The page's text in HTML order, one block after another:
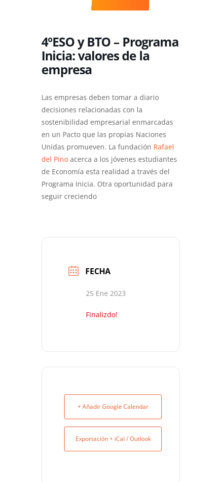
4ºESO y BTO – Programa
Inicia: valores de la
empresa
Las empresas deben tomar a diario
decisiones relacionadas con la
sostenibilidad empresarial enmarcadas
en un Pacto que las propias Naciones
Unidas promueven. La fundación Rafael
del Pino acerca a los jóvenes estudiantes
de Economía esta realidad a través del
Programa Inicia. Otra oportunidad para
seguir creciendo
FECHA
25 Ene 2023
Finalizdo!
+ Añadir Google Calendar
Exportación + iCal / Outlook